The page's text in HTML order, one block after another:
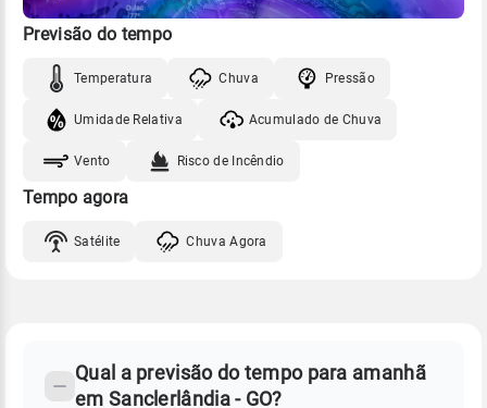
Previsão do tempo
Temperatura Chuva Pressão
Umidade Relativa Acumulado de Chuva
Vento Risco de Incêndio
Tempo agora
Satélite Chuva Agora
Qual a previsão do tempo para amanhã
em Sanclerlândia - GO?